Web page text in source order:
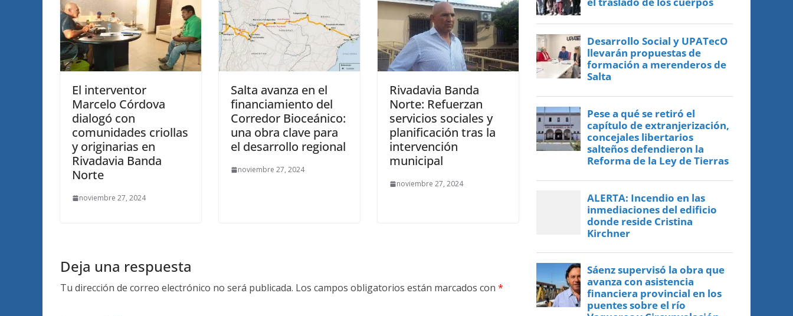
El interventor
Marcelo Córdova
dialogó con
comunidades criollas
y originarias en
Rivadavia Banda
Norte
noviembre 27, 2024
Salta avanza en el
financiamiento del
Corredor Bioceánico:
una obra clave para
el desarrollo regional
noviembre 27, 2024
Rivadavia Banda
Norte: Refuerzan
servicios sociales y
planificación tras la
intervención
municipal
noviembre 27, 2024
Deja una respuesta
Tu dirección de correo electrónico no será publicada. Los campos obligatorios están marcados con *